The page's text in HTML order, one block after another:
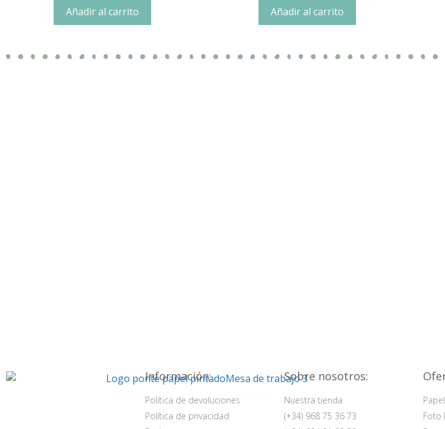
Añadir al carrito Añadir al carrito
Información:
Política de devoluciones
Política de privacidad
Sobre nosotros:
Nuestra tienda
(+34) 968 75 36 73
Foto